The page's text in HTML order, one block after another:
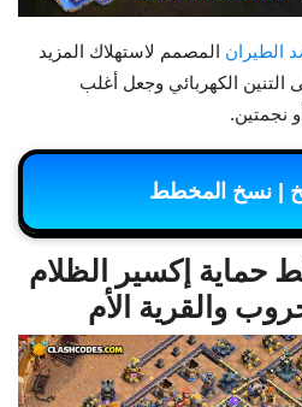
المصمم لاستهلاك المزيد
التنين الكهربائي وجعل أغلب
نجمتين.
| نسخ المخطط
: مخطط حماية إكسير الظلام